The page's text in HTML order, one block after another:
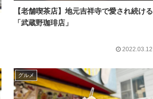
【老舗喫茶店】地元吉祥寺で愛され続ける
「武蔵野珈琲店」
2022.03.12
グルメ